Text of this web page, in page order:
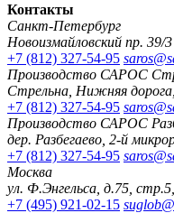
Контакты
Санкт-Петербург
Новоизмайловский пр. 39/3
+7 (812) 327-54-95
Производство САРОС
Стрельна, Нижняя
+7 (812) 327-54-95
Производство САРОС
дер. Разбегаево, 2-й
+7 (812) 327-54-95
Москва
ул. Ф.Энгельса, д.75,
+7 (495) 921-02-15